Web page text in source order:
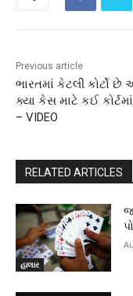
Previous article
ભારતમાં કેટલી કોર્ટો છે
ક્યા કેસ માટે કઈ
– VIDEO
RELATED ARTICLES
હાલાર